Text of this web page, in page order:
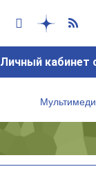
Личный кабинет